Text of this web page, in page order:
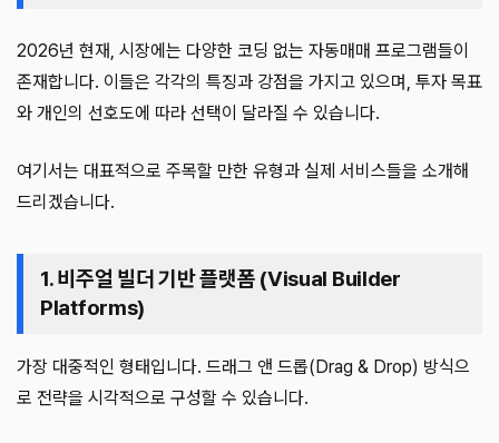
2026년 현재, 시장에는 다양한 코딩 없는 자동매매 프로그램들이
존재합니다. 이들은 각각의 특징과 강점을 가지고 있으며, 투자 목표
와 개인의 선호도에 따라 선택이 달라질 수 있습니다.
여기서는 대표적으로 주목할 만한 유형과 실제 서비스들을 소개해
드리겠습니다.
1. 비주얼 빌더 기반 플랫폼 (Visual Builder
Platforms)
가장 대중적인 형태입니다. 드래그 앤 드롭(Drag & Drop) 방식으
로 전략을 시각적으로 구성할 수 있습니다.